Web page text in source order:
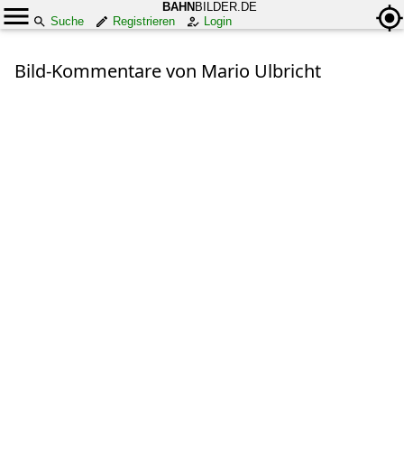
BAHN BILDER.DE
Suche
Registrieren Login
Bild-Kommentare von Mario Ulbricht